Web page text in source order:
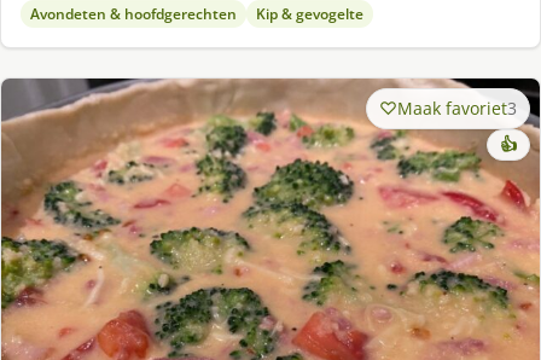
Avondeten & hoofdgerechten Kip & gevogelte
Maak favoriet3
👍